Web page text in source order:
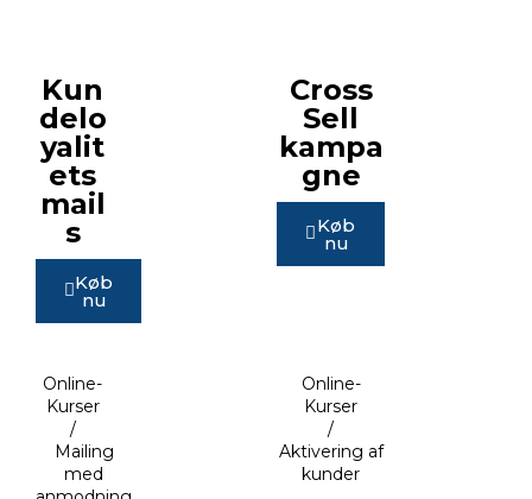
Kun
delo
yalit
ets
mail
s
Køb
nu
Cross
Sell
kampa
gne
Køb
nu
Online-
Kurser
/
Mailing
med
Online-
Kurser
/
Aktivering af
kunder